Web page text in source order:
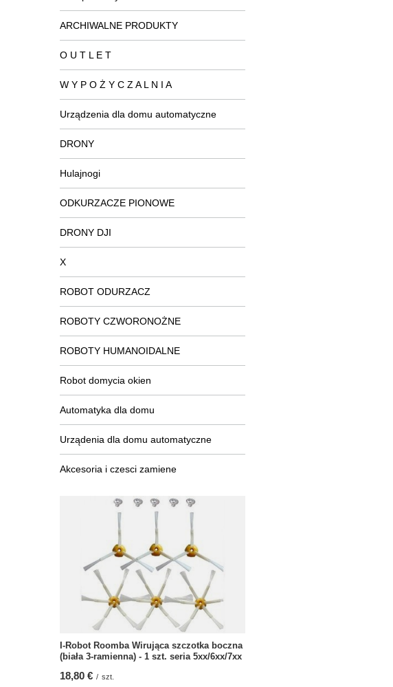
ARCHIWALNE PRODUKTY
O U T L E T
W Y P O Ż Y C Z A L N I A
Urządzenia dla domu automatyczne
DRONY
Hulajnogi
ODKURZACZE PIONOWE
DRONY DJI
X
ROBOT ODURZACZ
ROBOTY CZWORONOŻNE
ROBOTY HUMANOIDALNE
Robot domycia okien
Automatyka dla domu
Urządenia dla domu automatyczne
Akcesoria i czesci zamiene
I-Robot Roomba Wirująca szczotka boczna
(biała 3-ramienna) - 1 szt. seria 5xx/6xx/7xx
18,80 € / szt.